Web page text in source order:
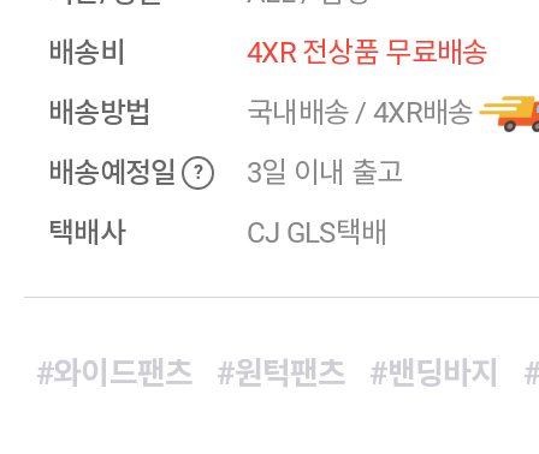
배송비
4XR 전상품 무료배송
배송방법
국내배송 / 4XR배송
배송예정일
?
3일 이내 출고
택배사
CJ GLS택배
#와이드팬츠 #원턱팬츠 #밴딩바지